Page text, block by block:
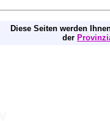
Diese Seiten werden
der